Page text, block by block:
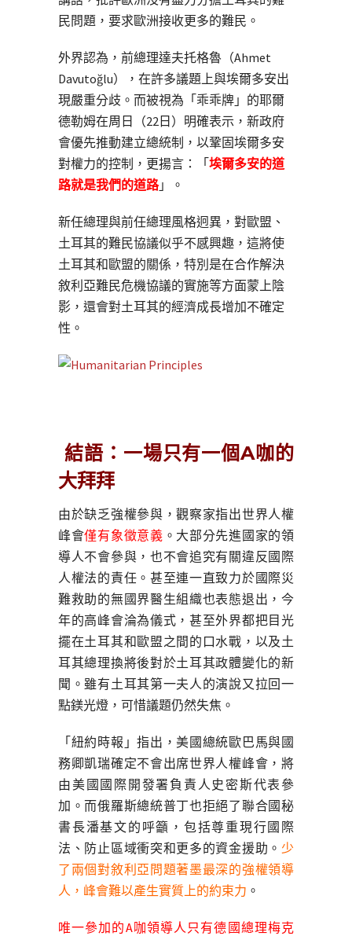
民問題，要求歐洲接收更多的難民。
外界認為，前總理達夫托格魯（Ahmet
Davutoğlu），在許多議題上與埃爾多安出
現嚴重分歧。而被視為「乖乖牌」的耶爾
德勒姆在周日（22日）明確表示，新政府
會優先推動建立總統制，以鞏固埃爾多安
對權力的控制，更揚言：「埃爾多安的道
路就是我們的道路」。
新任總理與前任總理風格迥異，對歐盟、
土耳其的難民協議似乎不感興趣，這將使
土耳其和歐盟的關係，特別是在合作解決
敘利亞難民危機協議的實施等方面蒙上陰
影，還會對土耳其的經濟成長增加不確定
性。
結語：一場只有一個A咖的
大拜拜
由於缺乏強權參與，觀察家指出世界人權
峰會僅有象徵意義 。大部分先進國家的領
導人不會參與，也不會追究有關違反國際
人權法的責任。甚至連一直致力於國際災
難救助的無國界醫生組織也表態退出，今
年的高峰會淪為儀式，甚至外界都把目光
擺在土耳其和歐盟之間的口水戰，以及土
耳其總理換將後對於土耳其政體變化的新
聞。雖有土耳其第一夫人的演說又拉回一
點鎂光燈，可惜議題仍然失焦。
「紐約時報」指出，美國總統歐巴馬與國
務卿凱瑞確定不會出席世界人權峰會，將
由美國國際開發署負責人史密斯代表參
加。而俄羅斯總統普丁也拒絕了聯合國秘
書長潘基文的呼籲，包括尊重現行國際
法、防止區域衝突和更多的資金援助。 少
了兩個對敘利亞問題著墨最深的強權領導
人，峰會難以產生實質上的約束力 。
唯一參加的A咖領導人只有德國總理梅克